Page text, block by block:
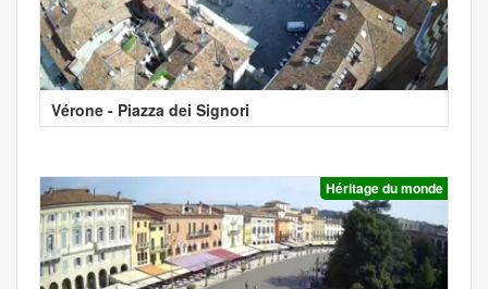
Vérone - Piazza dei Signori
Héritage du monde